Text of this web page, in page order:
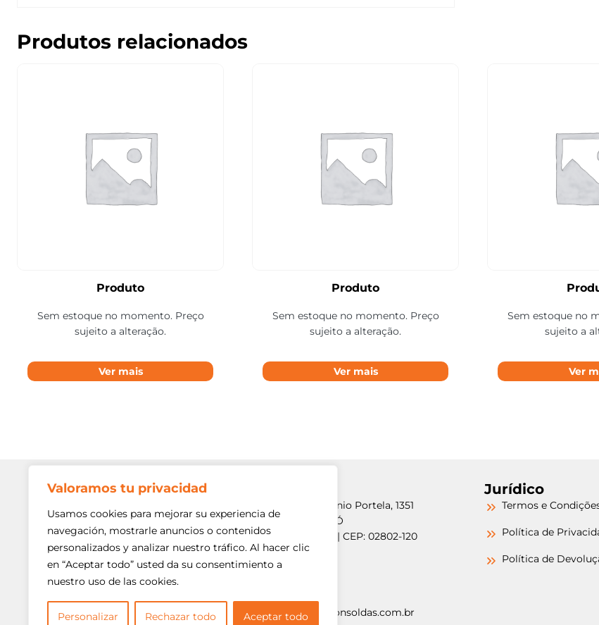
Valoramos tu privacidad
Usamos cookies para mejorar su experiencia de
navegación, mostrarle anuncios o contenidos
personalizados y analizar nuestro tráfico. Al hacer clic
en “Aceptar todo” usted da su consentimiento a
nuestro uso de las cookies.
Personalizar Rechazar todo Aceptar todo
Produtos relacionados
Produto
Sem estoque no momento. Preço
sujeito a alteração.
Ver mais
Produto
Sem estoque no momento. Preço
sujeito a alteração.
Ver mais
Sem estoque no
sujeito a
Ver
Siga-nos!
Av. Min. Petrônio Portela, 1351
Freguesia do Ó
São Paulo/SP | CEP: 02802-120
contato@argonsoldas.com.br
Jurídico
Termos e
Política de
Política de